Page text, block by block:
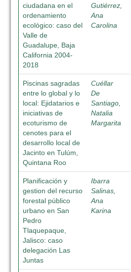
ciudadana en el
ordenamiento
ecológico: caso del
Valle de
Guadalupe, Baja
California 2004-
2018
Gutiérrez,
Ana
Carolina
Piscinas sagradas
entre lo global y lo
local: Ejidatarios e
iniciativas de
ecoturismo de
cenotes para el
desarrollo local de
Jacinto en Tulúm,
Quintana Roo
Cuéllar
De
Santiago,
Natalia
Margarita
Planificación y
gestion del recurso
forestal público
urbano en San
Pedro
Tlaquepaque,
Jalisco: caso
delegación Las
Juntas
Ibarra
Salinas,
Ana
Karina